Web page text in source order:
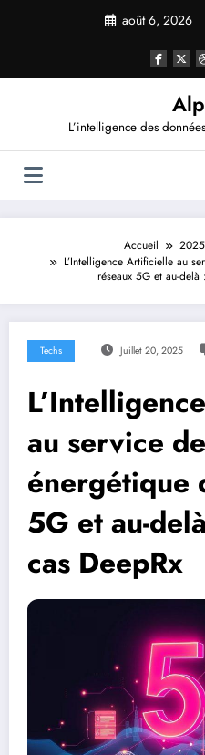
août 6, 2026
L’intelligence des
Accueil 2025
L’Intelligence Artificielle au
réseaux 5G et au-
Techs Juillet 20, 2025
au service
énergétique
5G et au-
cas DeepRx